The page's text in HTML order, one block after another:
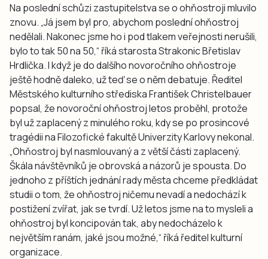
Na poslední schůzi zastupitelstva se o ohňostroji mluvilo
znovu. „Já jsem byl pro, abychom poslední ohňostroj
nedělali. Nakonec jsme ho i pod tlakem veřejnosti nerušili,
bylo to tak 50 na 50,“ říká starosta Strakonic Břetislav
Hrdlička. I když je do dalšího novoročního ohňostroje
ještě hodně daleko, už teď se o něm debatuje. Ředitel
Městského kulturního střediska František Christelbauer
popsal, že novoroční ohňostroj letos proběhl, protože
byl už zaplacený z minulého roku, kdy se po prosincové
tragédii na Filozofické fakultě Univerzity Karlovy nekonal.
„Ohňostroj byl nasmlouvaný a z větší části zaplacený.
Škála návštěvníků je obrovská a názorů je spousta. Do
jednoho z příštích jednání rady města chceme předkládat
studii o tom, že ohňostroj ničemu nevadí a nedochází k
postižení zvířat, jak se tvrdí. Už letos jsme na to mysleli a
ohňostroj byl koncipován tak, aby nedocházelo k
největším ranám, jaké jsou možné,“ říká ředitel kulturní
organizace.